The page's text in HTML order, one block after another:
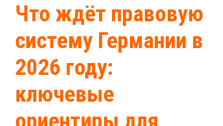
Что ждёт правовую
систему Германии в
2026 году:
ключевые